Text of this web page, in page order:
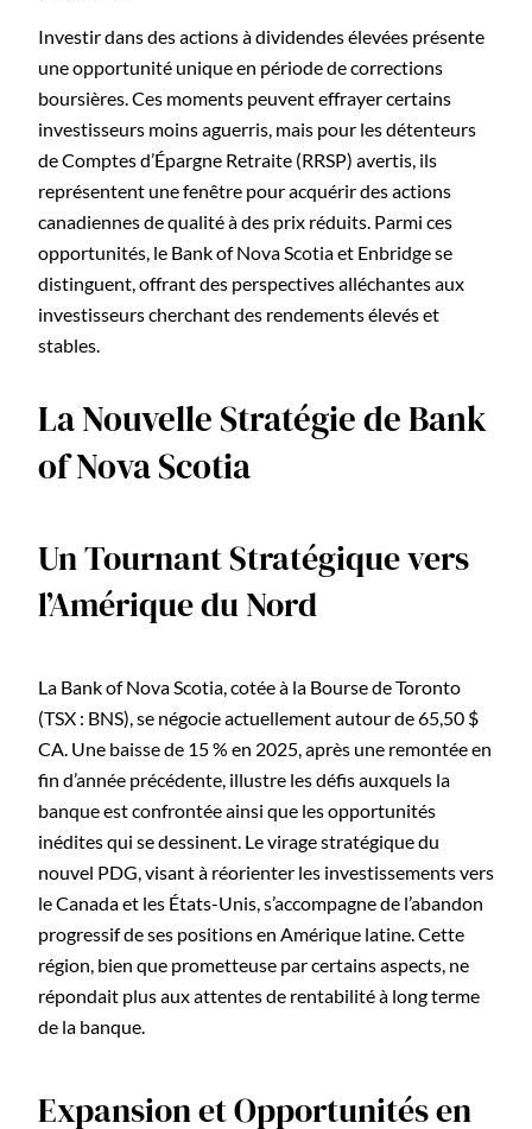
Investir dans des actions à dividendes élevées présente
une opportunité unique en période de corrections
boursières. Ces moments peuvent effrayer certains
investisseurs moins aguerris, mais pour les détenteurs
de Comptes d’Épargne Retraite (RRSP) avertis, ils
représentent une fenêtre pour acquérir des actions
canadiennes de qualité à des prix réduits. Parmi ces
opportunités, le Bank of Nova Scotia et Enbridge se
distinguent, offrant des perspectives alléchantes aux
investisseurs cherchant des rendements élevés et
stables.
La Nouvelle Stratégie de Bank
of Nova Scotia
Un Tournant Stratégique vers
l’Amérique du Nord
La Bank of Nova Scotia, cotée à la Bourse de Toronto
(TSX : BNS), se négocie actuellement autour de 65,50 $
CA. Une baisse de 15 % en 2025, après une remontée en
fin d’année précédente, illustre les défis auxquels la
banque est confrontée ainsi que les opportunités
inédites qui se dessinent. Le virage stratégique du
nouvel PDG, visant à réorienter les investissements vers
le Canada et les États-Unis, s’accompagne de l’abandon
progressif de ses positions en Amérique latine. Cette
région, bien que prometteuse par certains aspects, ne
répondait plus aux attentes de rentabilité à long terme
de la banque.
Expansion et Opportunités en